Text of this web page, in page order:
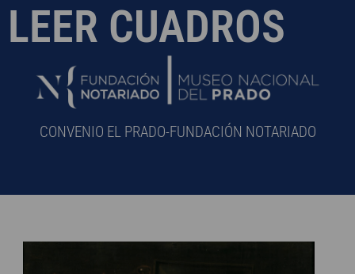
LEER CUADROS
CONVENIO EL PRADO-FUNDACIÓN NOTARIADO